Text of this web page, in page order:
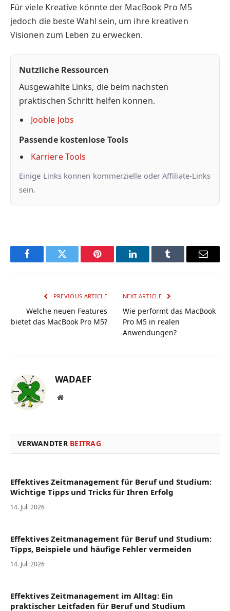
Für viele Kreative könnte der MacBook Pro M5
jedoch die beste Wahl sein, um ihre kreativen
Visionen zum Leben zu erwecken.
Nutzliche Ressourcen
Ausgewahlte Links, die beim nachsten
praktischen Schritt helfen konnen.
Jooble Jobs
Passende kostenlose Tools
Karriere Tools
Einige Links konnen kommerzielle oder Affiliate-Links
sein.
FacebookTwitter Pinterest LinkedInTumblr Email
PREVIOUS ARTICLE
Welche neuen Features
bietet das MacBook Pro M5?
NEXT ARTICLE
Wie performt das MacBook
Pro M5 in realen
Anwendungen?
WADAEF
Website
VERWANDTER BEITRAG
Effektives Zeitmanagement für Beruf und Studium:
Wichtige Tipps und Tricks für Ihren Erfolg
14. Juli 2026
Effektives Zeitmanagement für Beruf und Studium:
Tipps, Beispiele und häufige Fehler vermeiden
14. Juli 2026
Effektives Zeitmanagement im Alltag: Ein
praktischer Leitfaden für Beruf und Studium